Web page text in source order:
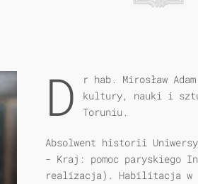
D
r hab. Mirosław
kultury, nauki i
Toruniu.
Absolwent historii
- Kraj: pomoc paryskiego
realizacja). Habilitacja w